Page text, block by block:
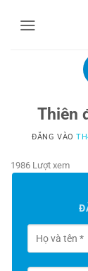
Thiên
ĐĂNG VÀO
1986 Lượt xem